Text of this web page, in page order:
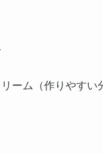
ーム（作りやすい